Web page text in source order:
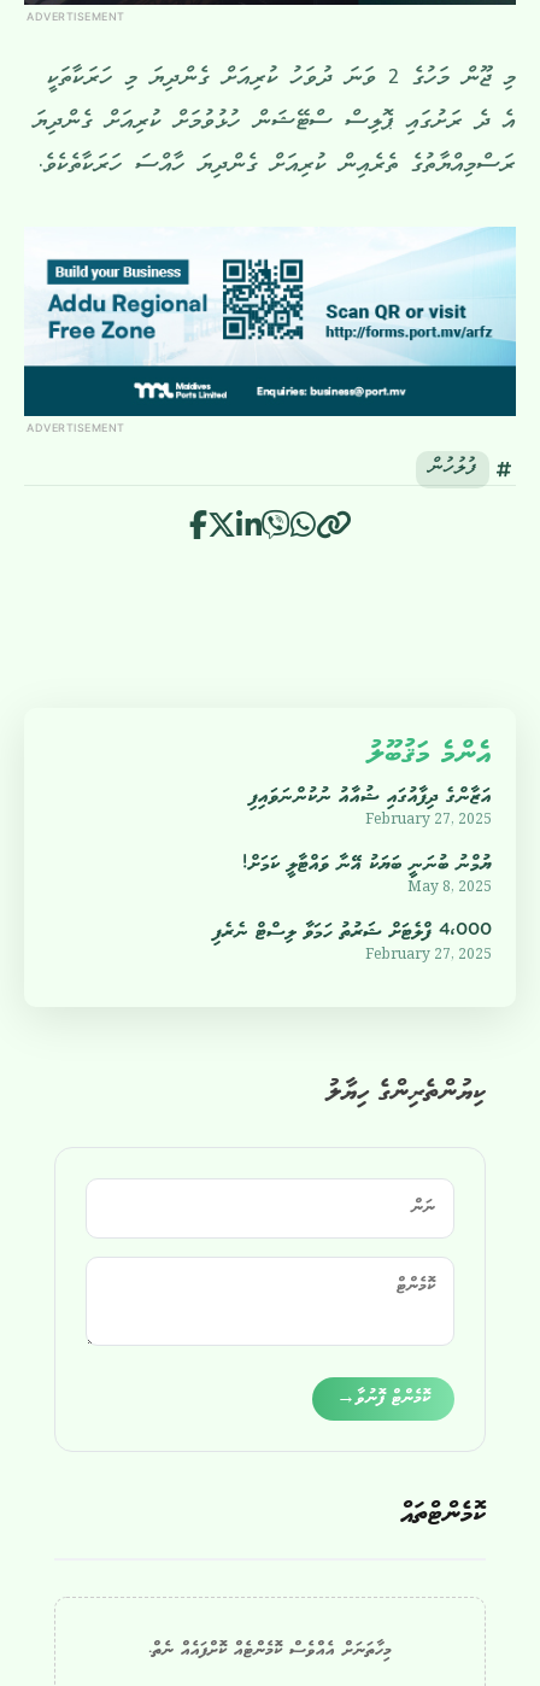
ADVERTISEMENT
މި ޖޫން މަހުގެ 2 ވަނަ ދުވަހު ކުރިއަށް ގެންދިޔަ މި ހަރަކާތަކީ
އެ ދެ ރަށުގައި ޕޮލިސް ސްޓޭޝަން ހުޅުވުމަށް ކުރިއަށް ގެންދިޔަ
ރަސްމިއްޔާތުގެ ތެރެއިން ކުރިއަށް ގެންދިޔަ ހާއްސަ ހަރަކާތެކެވެ.
ADVERTISEMENT
ފުލުހުން
ކިޔުންތެރިންގެ ހިޔާލު
ކޮމެންޓް ފޮނުވާ→
ކޮމެންޓްތައް
މިހާތަނަށް އެއްވެސް ކޮމެންޓެއް ކޮށްފައެއް ނެތް.
އެންމެ މަޤުބޫލު
އަޒާންގެ ދިފާއުގައި ޝުއާއު ނުކުންނަވައިފި
February 27, 2025
ޔުމްނު ބުނަނީ ބަޔަކު އޭނާ ވައްޓާލީ ކަމަށް!
May 8, 2025
4،000 ފްލެޓަށް ޝަރުތު ހަމަވާ ލިސްޓް ނެރެފި
February 27, 2025